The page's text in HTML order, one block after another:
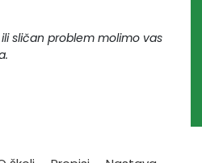
sličan problem molimo vas